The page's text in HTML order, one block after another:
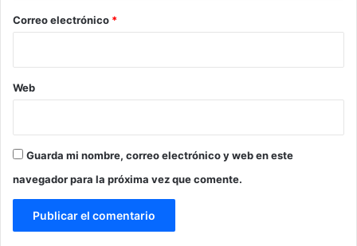
*
Correo electrónico *
Web
Guarda mi nombre, correo electrónico y web en este
navegador para la próxima vez que comente.